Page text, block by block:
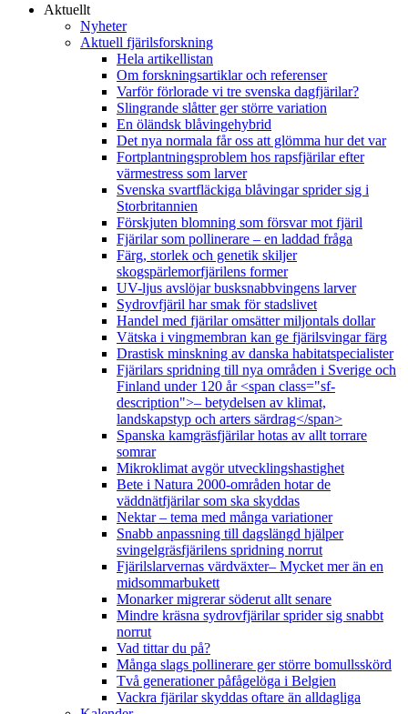
Aktuellt
Nyheter
Aktuell fjärilsforskning
Hela artikellistan
Om forskningsartiklar och referenser
Varför förlorade vi tre svenska dagfjärilar?
Slingrande slåtter ger större variation
En öländsk blåvingehybrid
Det nya normala får oss att glömma hur det var
Fortplantningsproblem hos rapsfjärilar efter
värmestress som larver
Svenska svartfläckiga blåvingar sprider sig i
Storbritannien
Förskjuten blomning som försvar mot fjäril
Fjärilar som pollinerare – en laddad fråga
Färg, storlek och genetik skiljer
skogspärlemorfjärilens former
UV-ljus avslöjar busksnabbvingens larver
Sydrovfjäril har smak för stadslivet
Handel med fjärilar omsätter miljontals dollar
Vätska i vingmembran kan ge fjärilsvingar färg
Drastisk minskning av danska habitatspecialister
Fjärilars spridning till nya områden i Sverige och
Finland under 120 år <span class="sf-
description">– betydelsen av klimat,
landskapstyp och arters särdrag</span>
Spanska kamgräsfjärilar hotas av allt torrare
somrar
Mikroklimat avgör utvecklingshastighet
Bete i Natura 2000-områden hotar de
väddnätfjärilar som ska skyddas
Nektar – tema med många variationer
Snabb anpassning till dagslängd hjälper
svingelgräsfjärilens spridning norrut
Fjärilslarvernas värdväxter– Mycket mer än en
midsommarbukett
Monarker migrerar söderut allt senare
Mindre kräsna sydrovfjärilar sprider sig snabbt
norrut
Vad tittar du på?
Många slags pollinerare ger större bomullsskörd
Två generationer påfågelöga i Belgien
Vackra fjärilar skyddas oftare än alldagliga